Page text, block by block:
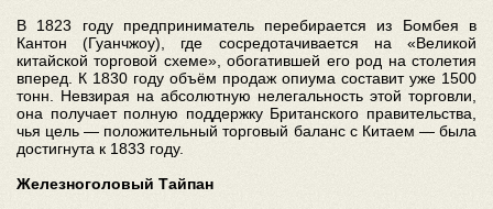
В 1823 году предприниматель перебирается из Бомбея в
Кантон (Гуанчжоу), где сосредотачивается на «Великой
китайской торговой схеме», обогатившей его род на столетия
вперед. К 1830 году объём продаж опиума составит уже 1500
тонн. Невзирая на абсолютную нелегальность этой торговли,
она получает полную поддержку Британского правительства,
чья цель — положительный торговый баланс с Китаем — была
достигнута к 1833 году.
Железноголовый Тайпан